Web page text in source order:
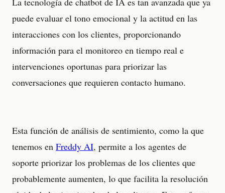
puede evaluar el tono emocional y la actitud en las
interacciones con los clientes, proporcionando
información para el monitoreo en tiempo real e
intervenciones oportunas para priorizar las
conversaciones que requieren contacto humano.
Esta función de análisis de sentimiento, como la que
tenemos en Freddy AI, permite a los agentes de
soporte priorizar los problemas de los clientes que
probablemente aumenten, lo que facilita la resolución